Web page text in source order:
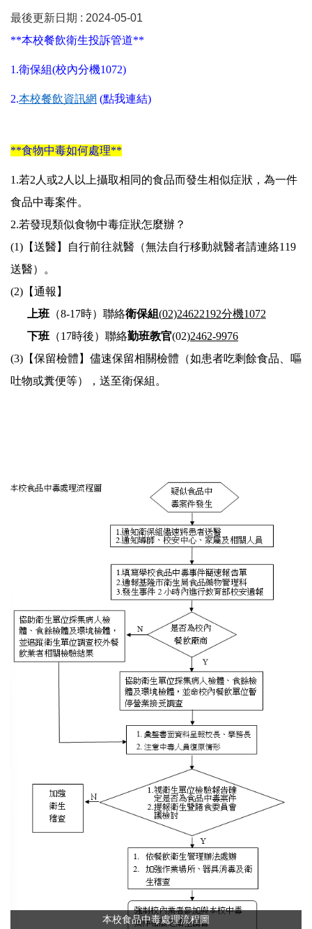
最後更新日期 : 2024-05-01
**本校餐飲衛生投訴管道**
1.衛保組(校內分機1072)
2.本校餐飲資訊網 (點我連結)
**食物中毒如何處理**
1.若2 人或2 人以上攝取相同的食品而發生相似症狀，為一件
食品中毒案件。
2.若發現類似食物中毒症狀怎麼辦？
(1) 【送醫】自行前往就醫（無法自行移動就醫者請連絡119
送醫）。
(2) 【通報】
上班 （8-17時）聯絡衛保組(02)24622192分機1072
下班 （17時後）聯絡勤班教官(02)2462-9976
(3) 【保留檢體】儘速保留相關檢體（如患者吃剩餘食品、嘔
吐物或糞便等），送至衛保組。
本校食品中毒處理流程圖